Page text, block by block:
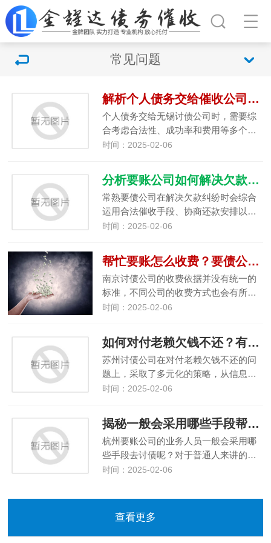
常见问题
解析个人债务交给催收公司可靠吗？
个人债务交给无锡讨债公司时，需要综
合考虑合法性、成功率和费用等多个…
时间：2025-02-06
分析要账公司如何解决欠款纠纷？
常熟要债公司在解决欠款纠纷时会综合
运用合法催收手段、协商还款安排以…
时间：2025-02-06
帮忙要账怎么收费？要债公司的收费依据分享
南京讨债公司的收费依据并没有统一的
标准，不同公司的收费方式也会有所…
时间：2025-02-06
如何对付老赖欠钱不还？有哪些技巧
苏州讨债公司在对付老赖欠钱不还的问
题上，采取了多元化的策略，从信息…
时间：2025-02-06
揭秘一般会采用哪些手段帮客户讨债要账
杭州要账公司的业务人员一般会采用哪
些手段去讨债呢？对于普通人来讲的…
时间：2025-02-06
查看更多